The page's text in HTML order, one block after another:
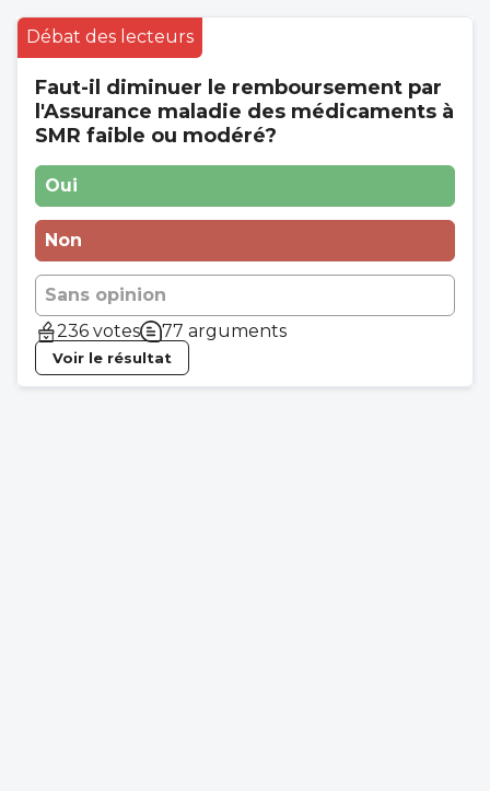
Débat des lecteurs
Faut-il diminuer le remboursement par
l'Assurance maladie des médicaments à
SMR faible ou modéré?
Oui
Non
Sans opinion
236 votes
77 arguments
Voir le résultat